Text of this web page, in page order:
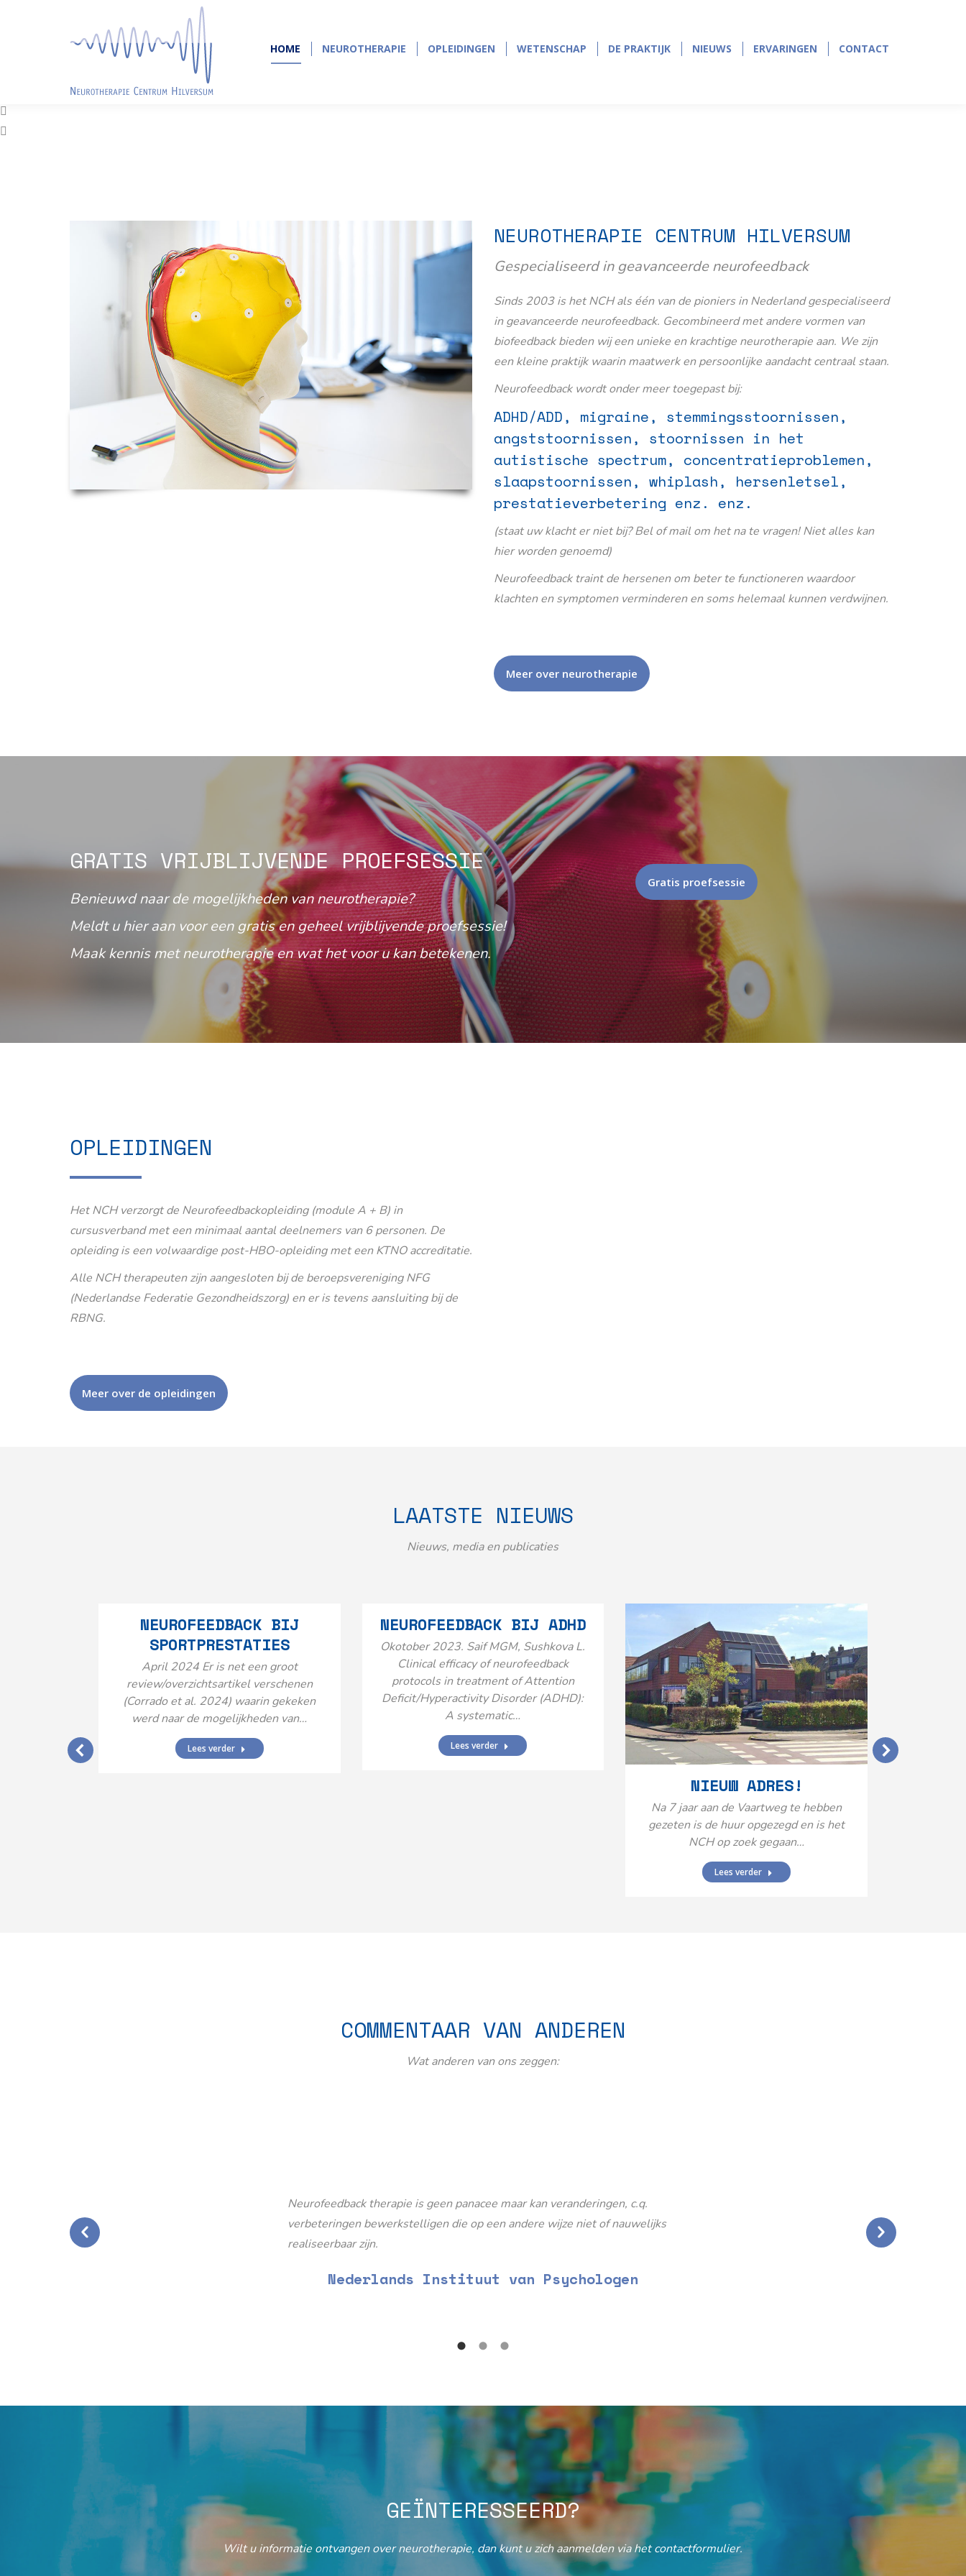
in
in
HOME NEUROTHERAPIE OPLEIDINGEN WETENSCHAP DE PRAKTIJK NIEUWS ERVARINGEN CONTACT
NEUROTHERAPIE CENTRUM HILVERSUM
Gespecialiseerd in geavanceerde neurofeedback
Sinds 2003 is het NCH als één van de pioniers in Nederland gespecialiseerd
in geavanceerde neurofeedback. Gecombineerd met andere vormen van
biofeedback bieden wij een unieke en krachtige neurotherapie aan. We zijn
een kleine praktijk waarin maatwerk en persoonlijke aandacht centraal staan.
Neurofeedback wordt onder meer toegepast bij:
ADHD/ADD, migraine, stemmingsstoornissen,
angststoornissen, stoornissen in het
autistische spectrum, concentratieproblemen,
slaapstoornissen, whiplash, hersenletsel,
prestatieverbetering enz. enz.
(staat uw klacht er niet bij? Bel of mail om het na te vragen! Niet alles kan
hier worden genoemd)
Neurofeedback traint de hersenen om beter te functioneren waardoor
klachten en symptomen verminderen en soms helemaal kunnen verdwijnen.
Meer over neurotherapie
GRATIS VRIJBLIJVENDE PROEFSESSIE
Benieuwd naar de mogelijkheden van neurotherapie?
Meldt u hier aan voor een gratis en geheel vrijblijvende proefsessie!
Maak kennis met neurotherapie en wat het voor u kan betekenen.
Gratis proefsessie
OPLEIDINGEN
Het NCH verzorgt de Neurofeedbackopleiding (module A + B) in
cursusverband met een minimaal aantal deelnemers van 6 personen. De
opleiding is een volwaardige post-HBO-opleiding met een KTNO accreditatie.
Alle NCH therapeuten zijn aangesloten bij de beroepsvereniging NFG
(Nederlandse Federatie Gezondheidszorg) en er is tevens aansluiting bij de
RBNG.
Meer over de opleidingen
LAATSTE NIEUWS
Nieuws, media en publicaties
NEUROFEEDBACK BIJ
SPORTPRESTATIES
April 2024 Er is net een groot
review/overzichtsartikel verschenen
(Corrado et al. 2024) waarin gekeken
werd naar de mogelijkheden van…
Lees verder
NEUROFEEDBACK BIJ ADHD
Okotober 2023. Saif MGM, Sushkova L.
Clinical efficacy of neurofeedback
protocols in treatment of Attention
Deficit/Hyperactivity Disorder (ADHD):
A systematic…
Lees verder
NIEUW ADRES!
Na 7 jaar aan de Vaartweg te hebben
gezeten is de huur opgezegd en is het
NCH op zoek gegaan…
Lees verder
COMMENTAAR VAN ANDEREN
Wat anderen van ons zeggen:
Neurofeedback therapie is geen panacee maar kan veranderingen, c.q.
verbeteringen bewerkstelligen die op een andere wijze niet of nauwelijks
realiseerbaar zijn.
Nederlands Instituut van Psychologen
GEÏNTERESSEERD?
Wilt u informatie ontvangen over neurotherapie, dan kunt u zich aanmelden via het contactformulier.
HOME NEUROTHERAPIE OPLEIDINGEN WETENSCHAP DE PRAKTIJK NIEUWS ERVARINGEN CONTACT